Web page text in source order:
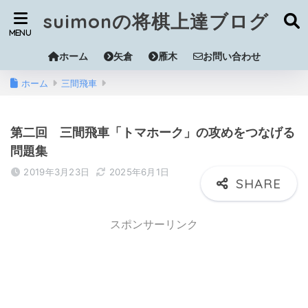
suimonの将棋上達ブログ
ホーム 矢倉 雁木 お問い合わせ
ホーム 三間飛車
第二回 三間飛車「トマホーク」の攻めをつなげる
問題集
2019年3月23日 2025年6月1日
スポンサーリンク